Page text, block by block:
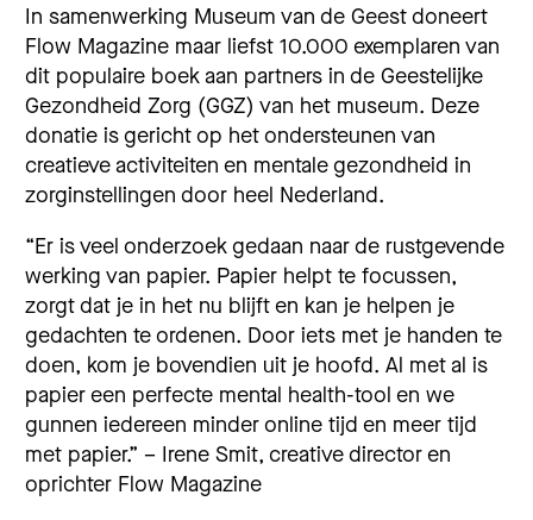
In samenwerking Museum van de Geest doneert
Flow Magazine maar liefst 10.000 exemplaren van
dit populaire boek aan partners in de Geestelijke
Gezondheid Zorg (GGZ) van het museum. Deze
donatie is gericht op het ondersteunen van
creatieve activiteiten en mentale gezondheid in
zorginstellingen door heel Nederland.
“Er is veel onderzoek gedaan naar de rustgevende
werking van papier. Papier helpt te focussen,
zorgt dat je in het nu blijft en kan je helpen je
gedachten te ordenen. Door iets met je handen te
doen, kom je bovendien uit je hoofd. Al met al is
papier een perfecte mental health-tool en we
gunnen iedereen minder online tijd en meer tijd
met papier.” – Irene Smit, creative director en
oprichter Flow Magazine